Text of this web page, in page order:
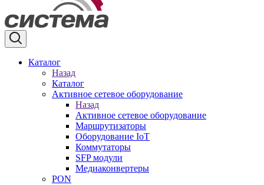
Каталог
Назад
Каталог
Активное сетевое оборудование
Назад
Активное сетевое оборудование
Маршрутизаторы
Оборудование IoT
Коммутаторы
SFP модули
Медиаконвертеры
PON